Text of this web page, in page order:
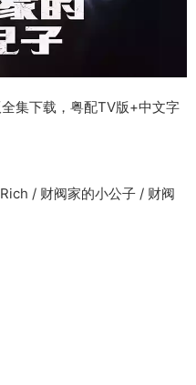
集下载，粤配TV版+中文字
/ 财阀家的小公子 / 财阀